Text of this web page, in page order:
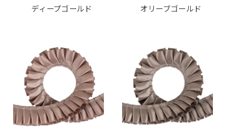
ディープゴールド オリーブゴールド